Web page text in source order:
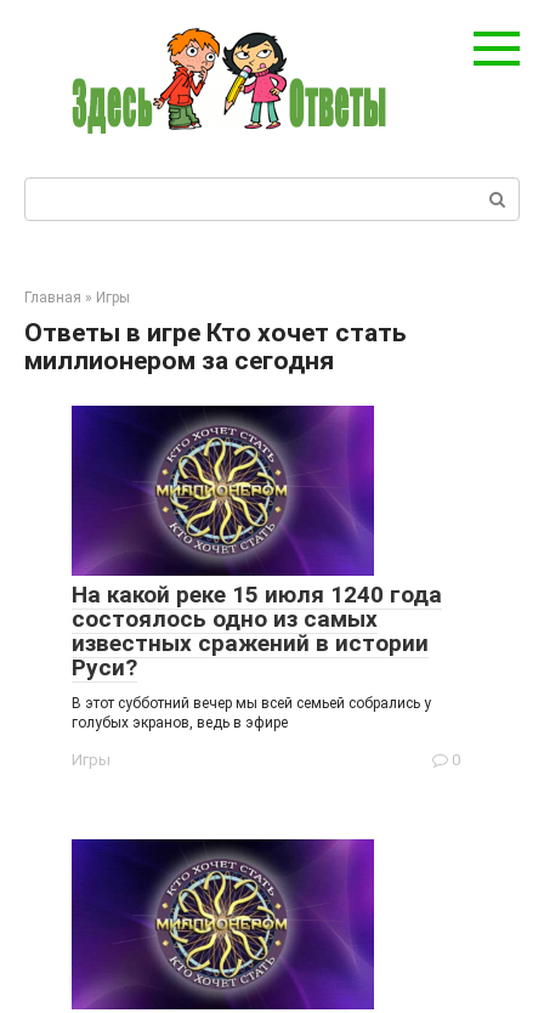
Поиск:
Главная » Игры
Ответы в игре Кто хочет стать
миллионером за сегодня
На какой реке 15 июля 1240 года
состоялось одно из самых
известных сражений в истории
Руси?
В этот субботний вечер мы всей семьей собрались у
голубых экранов, ведь в эфире
Игры 0